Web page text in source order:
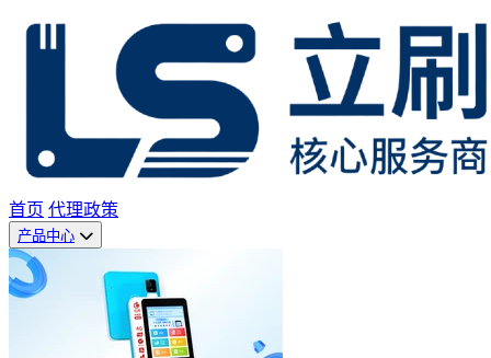
首页 代理政策
产品中心